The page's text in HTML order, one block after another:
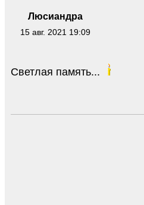
Люсиандра
15 авг. 2021 19:09
Светлая память...